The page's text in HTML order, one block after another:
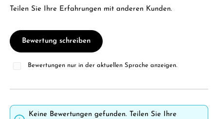
Teilen Sie Ihre Erfahrungen mit anderen Kunden.
Bewertung schreiben
Bewertungen nur in der aktuellen Sprache anzeigen.
Keine Bewertungen gefunden. Teilen Sie Ihre